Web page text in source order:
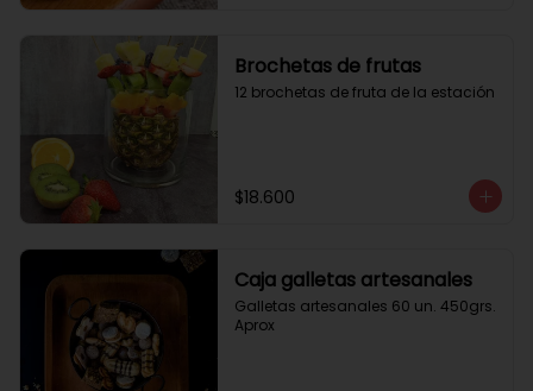
Brochetas de frutas
12 brochetas de fruta de la estación
$18.600
Caja galletas artesanales
Galletas artesanales 60 un. 450grs.
Aprox